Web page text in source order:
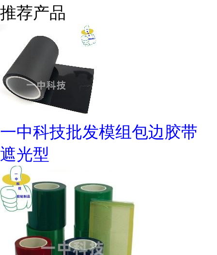
推荐产品
一中科技批发模组包边胶带
遮光型